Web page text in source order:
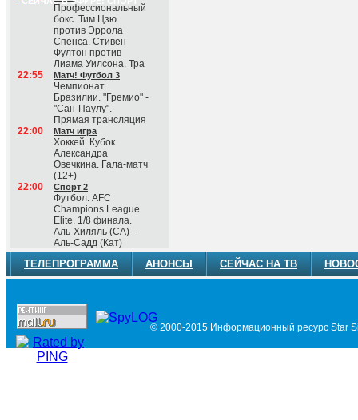
Профессиональный
бокс. Тим Цзю
против Эррола
Спенса. Стивен
Фултон против
Лиама Уилсона. Тра
22:55
Матч! Футбол 3
Чемпионат
Бразилии. "Гремио" -
"Сан-Паулу".
Прямая трансляция
22:00
Матч игра
Хоккей. Кубок
Александра
Овечкина. Гала-матч
(12+)
22:00
Спорт 2
Футбол. AFC
Champions League
Elite. 1/8 финала.
Аль-Хиляль (СА) -
Аль-Садд (Кат)
ТЕЛЕПРОГРАММА АНОНСЫ СЕЙЧАС НА ТВ
© 2000-2015 Информационный ресурс Star